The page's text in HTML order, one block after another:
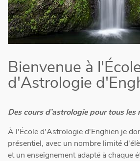
Bienvenue à
d'Astrologie
Des cours d’astrologie pour tous les
À l'École d'Astrologie d'Enghien je
présentiel, avec un nombre limité
et un enseignement adapté à chaque